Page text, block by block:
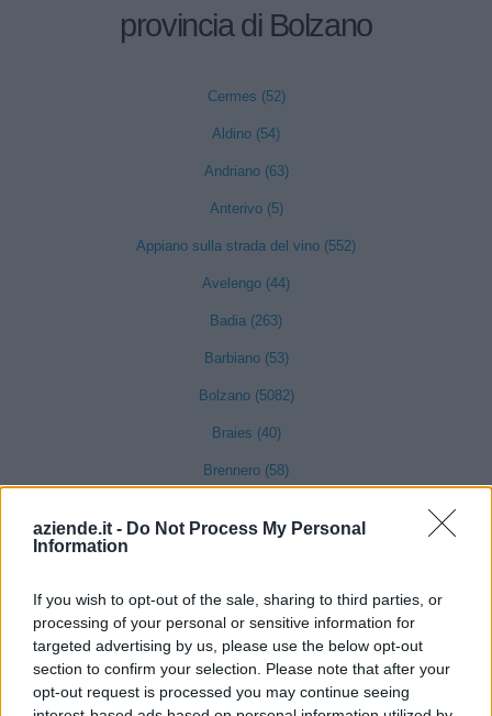
aziende.it - Do Not Process My Personal
Information
If you wish to opt-out of the sale, sharing to third parties, or
processing of your personal or sensitive information for
targeted advertising by us, please use the below opt-out
section to confirm your selection. Please note that after your
opt-out request is processed you may continue seeing
provincia di Bolzano
Cermes (52)
Aldino (54)
Andriano (63)
Anterivo (5)
Appiano sulla strada del vino (552)
Avelengo (44)
Badia (263)
Barbiano (53)
Bolzano (5082)
Braies (40)
Brennero (58)
Caines (11)
Caldaro sulla strada del vino (264)
Campo di Trens (103)